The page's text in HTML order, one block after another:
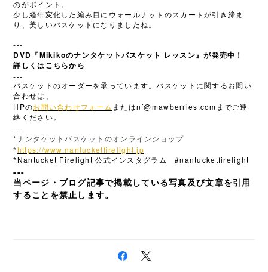
のがポイント。
少し経年変化した編み目にウォールナットのスカートが引き締ま
り、美しいバスケットになりましたね。
---
DVD 『Mikikoのナンタケットバスケット
レッスン』が発売中！
詳しくはこちらから
---
バスケットのオーダーを承っています。バスケットに関するお問い
合わせは、
HPのお問い合わせフォーム またはnf@mawberries.com までご連
絡ください。
---
* ナンタケットバスケットのオンラインショップ
*https://www.nantucketfirelight.jp
*Nantucket Firelight公式インスタグラム#nantucketfirelight
---
当ページ・ブログ記事で掲載している写真及び文章を引用
することを禁止します。